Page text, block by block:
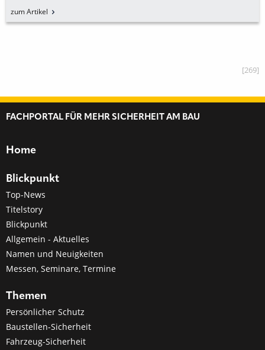
zum Artikel
[269]
FACHPORTAL FÜR MEHR SICHERHEIT AM BAU
Home
Blickpunkt
Top-News
Titelstory
Blickpunkt
Allgemein - Aktuelles
Namen und Neuigkeiten
Messen, Seminare, Termine
Themen
Persönlicher Schutz
Baustellen-Sicherheit
Fahrzeug-Sicherheit